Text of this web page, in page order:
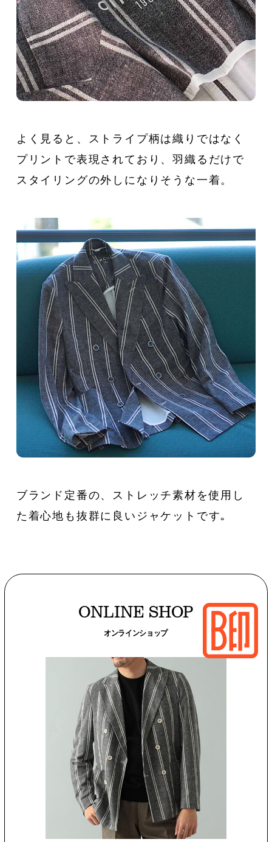
よく見ると、ストライプ柄は織りではなく
プリントで表現されており、羽織るだけで
スタイリングの外しになりそうな一着。
ブランド定番の、ストレッチ素材を使用し
た着心地も抜群に良いジャケットです｡
ONLINE SHOP
オンラインショップ
CATEGORY
新着一覧 ファッション
ファッション小物 生活日用品
インテリア 食器、キッチン
ステーショナリー コスメ
アウトドア 雑貨・ホビー